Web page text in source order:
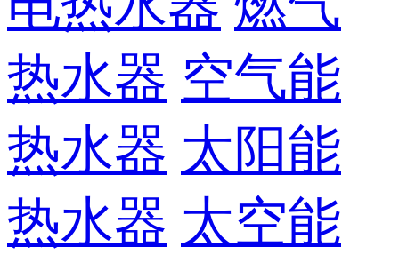
热水器 空气能
热水器 太阳能
热水器 太空能